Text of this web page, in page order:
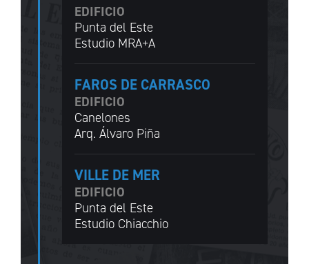
EDIFICIO
Punta del Este
Estudio MRA+A
FAROS DE CARRASCO
EDIFICIO
Canelones
Arq. Álvaro Piña
VILLE DE MER
EDIFICIO
Punta del Este
Estudio Chiacchio